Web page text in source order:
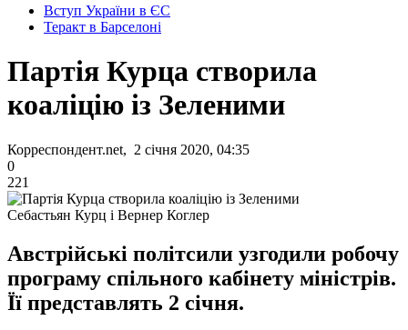
Вступ України в ЄС
Теракт в Барселоні
Партія Курца створила
коаліцію із Зеленими
Корреспондент.net, 2 січня 2020, 04:35
0
221
Себастьян Курц і Вернер Коглер
Австрійські політсили узгодили робочу
програму спільного кабінету міністрів.
Її представлять 2 січня.